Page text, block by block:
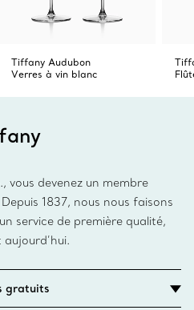
Tiffany Audubon
Verres à vin blanc
vous devenez un membre
1837, nous nous faisons
service de première qualité,
gratuits